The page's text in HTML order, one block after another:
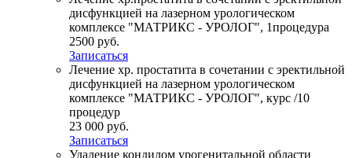
дисфункцией на лазерном урологическом
комплексе "МАТРИКС - УРОЛОГ", 1процедура
2500 руб.
Записаться
Лечение хр. простатита в сочетании с эректильной
дисфункцией на лазерном урологическом
комплексе "МАТРИКС - УРОЛОГ", курс /10
процедур
23 000 руб.
Записаться
Удаление кондилом урогенитальной области